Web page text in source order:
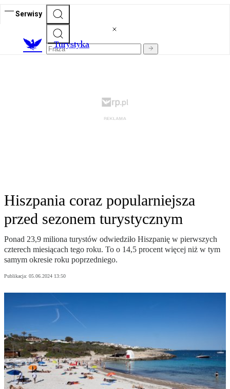
Serwisy
Turystyka
Hiszpania coraz popularniejsza
przed sezonem turystycznym
Ponad 23,9 miliona turystów odwiedziło Hiszpanię w pierwszych
czterech miesiącach tego roku. To o 14,5 procent więcej niż w tym
samym okresie roku poprzedniego.
Publikacja: 05.06.2024 13:50